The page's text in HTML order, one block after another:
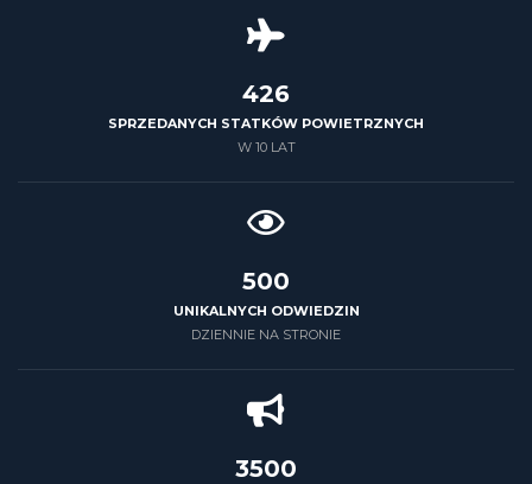
426
SPRZEDANYCH STATKÓW POWIETRZNYCH
W 10 LAT
500
UNIKALNYCH ODWIEDZIN
DZIENNIE NA STRONIE
3500